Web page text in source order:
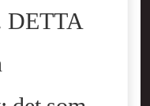
DETTA